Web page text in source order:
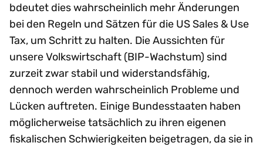
bdeutet dies wahrscheinlich mehr Änderungen
bei den Regeln und Sätzen für die US Sales & Use
Tax, um Schritt zu halten. Die Aussichten für
unsere Volkswirtschaft (BIP-Wachstum) sind
zurzeit zwar stabil und widerstandsfähig,
dennoch werden wahrscheinlich Probleme und
Lücken auftreten. Einige Bundesstaaten haben
möglicherweise tatsächlich zu ihren eigenen
fiskalischen Schwierigkeiten beigetragen, da sie in